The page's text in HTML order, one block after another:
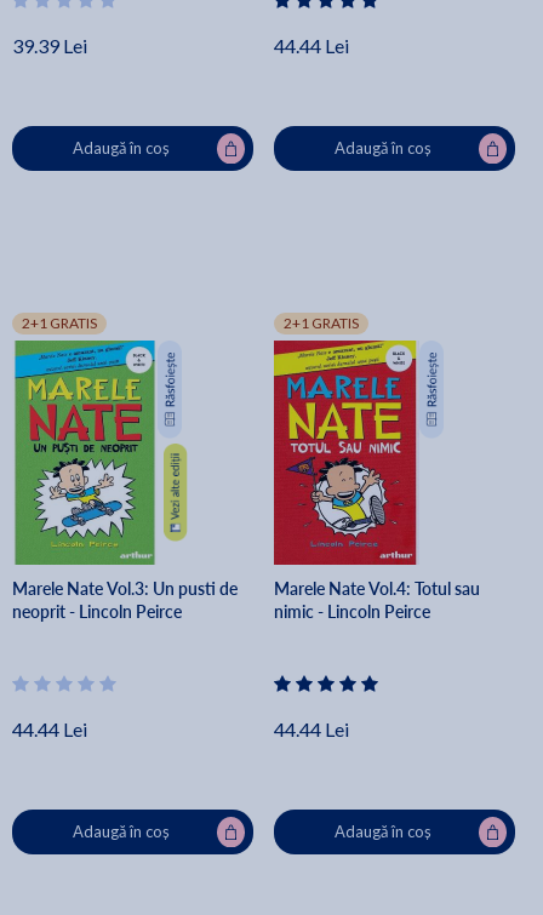
39.39 Lei
Adaugă în coș
44.44 Lei
Adaugă în coș
2+1 GRATIS
Marele Nate Vol.3: Un pusti de
neoprit - Lincoln Peirce
44.44 Lei
Adaugă în coș
2+1 GRATIS
Marele Nate Vol.4: Totul sau
nimic - Lincoln Peirce
44.44 Lei
Adaugă în coș